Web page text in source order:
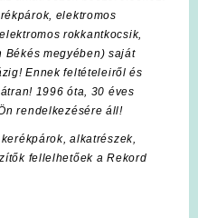
elektromos
rokkantkocsik,
megyében) saját
Ennek feltételeiről és
1996 óta, 30 éves
rendelkezésére áll!
alkatrészek,
fellelhetőek a Rekord